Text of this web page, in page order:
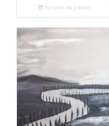
Ajouter au panier